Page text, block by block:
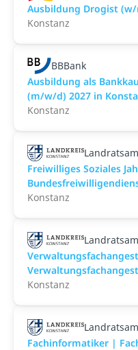
Ausbildung Drogist
Konstanz
BBBank
Ausbildung als
(m/w/d) 2027 in
Konstanz
Freiwilliges Soziales
Konstanz
Konstanz
Fachinformatiker |